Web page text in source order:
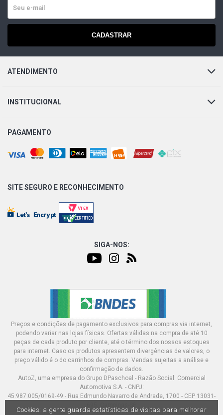
CADASTRAR
ATENDIMENTO
INSTITUCIONAL
PAGAMENTO
SITE SEGURO E RECONHECIMENTO
SIGA-NOS:
Preços e condições de pagamento exclusivos para compras via internet,
podendo variar nas lojas físicas. Ofertas válidas na compra de até 10
peças de cada produto por cliente, até o término dos nossos estoques
para internet. Caso os produtos apresentem divergências de valores, o
preço válido é o do carrinhos de compras. Vendas sujeitas a análise e
confirmação de dados.
AutoZ, uma empresa do Grupo DPaschoal - Razão Social: Comercial
Automotiva S.A. - CNPJ:
45.987.005/0169-49 - Rua Edmundo Navarro de Andrade, 1700 - CEP 13031-
Cookies: a gente guarda estatísticas de visitas para melhorar